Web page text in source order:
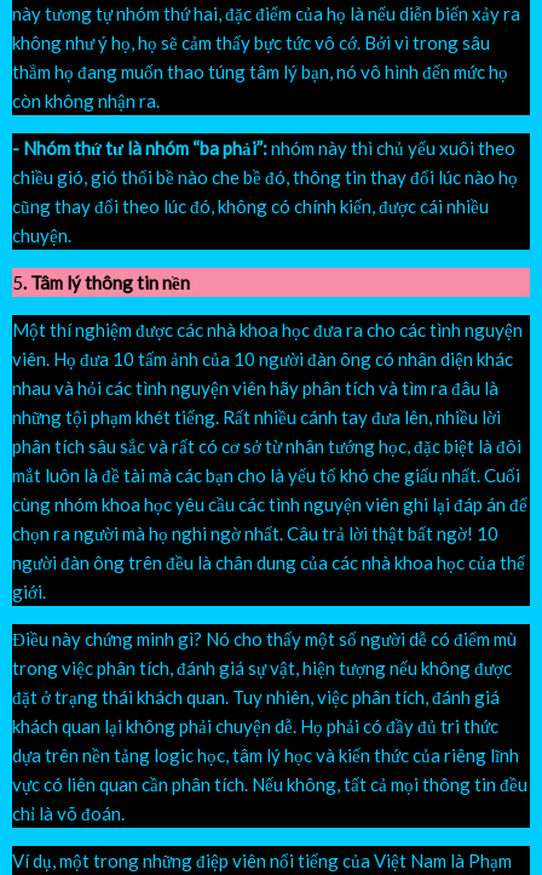
này tương tự nhóm thứ hai, đặc điểm của họ là nếu diễn biến xảy ra
không như ý họ, họ sẽ cảm thấy bực tức vô cớ. Bởi vì trong sâu
thẳm họ đang muốn thao túng tâm lý bạn, nó vô hình đến mức họ
còn không nhận ra.
- Nhóm thứ tư là nhóm “ba phải”:nhóm này thì chủ yếu xuôi theo
chiều gió, gió thổi bề nào che bề đó, thông tin thay đổi lúc nào họ
cũng thay đổi theo lúc đó, không có chính kiến, được cái nhiều
chuyện.
5. Tâm lý thông tin nền
Một thí nghiệm được các nhà khoa học đưa ra cho các tình nguyện
viên. Họ đưa 10 tấm ảnh của 10 người đàn ông có nhân diện khác
nhau và hỏi các tình nguyện viên hãy phân tích và tìm ra đâu là
những tội phạm khét tiếng. Rất nhiều cánh tay đưa lên, nhiều lời
phân tích sâu sắc và rất có cơ sở từ nhân tướng học, đặc biệt là đôi
mắt luôn là đề tài mà các bạn cho là yếu tố khó che giấu nhất. Cuối
cùng nhóm khoa học yêu cầu các tình nguyện viên ghi lại đáp án để
chọn ra người mà họ nghi ngờ nhất. Câu trả lời thật bất ngờ! 10
người đàn ông trên đều là chân dung của các nhà khoa học của thế
giới.
Điều này chứng minh gì? Nó cho thấy một số người dễ có điểm mù
trong việc phân tích, đánh giá sự vật, hiện tượng nếu không được
đặt ở trạng thái khách quan. Tuy nhiên, việc phân tích, đánh giá
khách quan lại không phải chuyện dễ. Họ phải có đầy đủ tri thức
dựa trên nền tảng logic học, tâm lý học và kiến thức của riêng lĩnh
vực có liên quan cần phân tích. Nếu không, tất cả mọi thông tin đều
chỉ là võ đoán.
Ví dụ, một trong những điệp viên nổi tiếng của Việt Nam là Phạm